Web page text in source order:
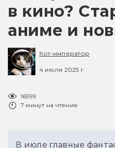
в кино?
аниме и
Кот-император
4 июля 2025 г.
16599
7 минут на чтение
В июле главные